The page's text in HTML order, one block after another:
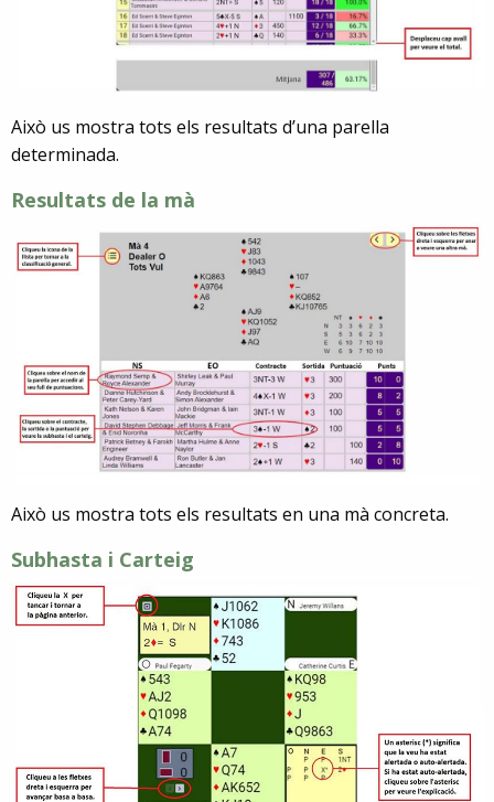
Això us mostra tots els resultats d’una parella
determinada.
Resultats de la mà
Això us mostra tots els resultats en una mà concreta.
Subhasta i Carteig